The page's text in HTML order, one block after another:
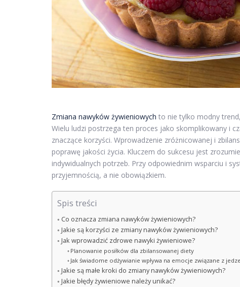
Zmiana nawyków żywieniowych to nie tylko modny
Wielu ludzi postrzega ten proces jako skomplikowany i
znaczące korzyści. Wprowadzenie zróżnicowanej i
poprawę jakości życia. Kluczem do sukcesu jest
indywidualnych potrzeb. Przy odpowiednim wsparciu i
przyjemnością, a nie obowiązkiem.
Spis treści
Co oznacza zmiana nawyków żywieniowych?
Jakie są korzyści ze zmiany nawyków żywieniowych?
Jak wprowadzić zdrowe nawyki żywieniowe?
Planowanie posiłków dla zbilansowanej diety
Jak świadome odżywianie wpływa na emocje związane z
Jakie są małe kroki do zmiany nawyków żywieniowych?
Jakie błędy żywieniowe należy unikać?